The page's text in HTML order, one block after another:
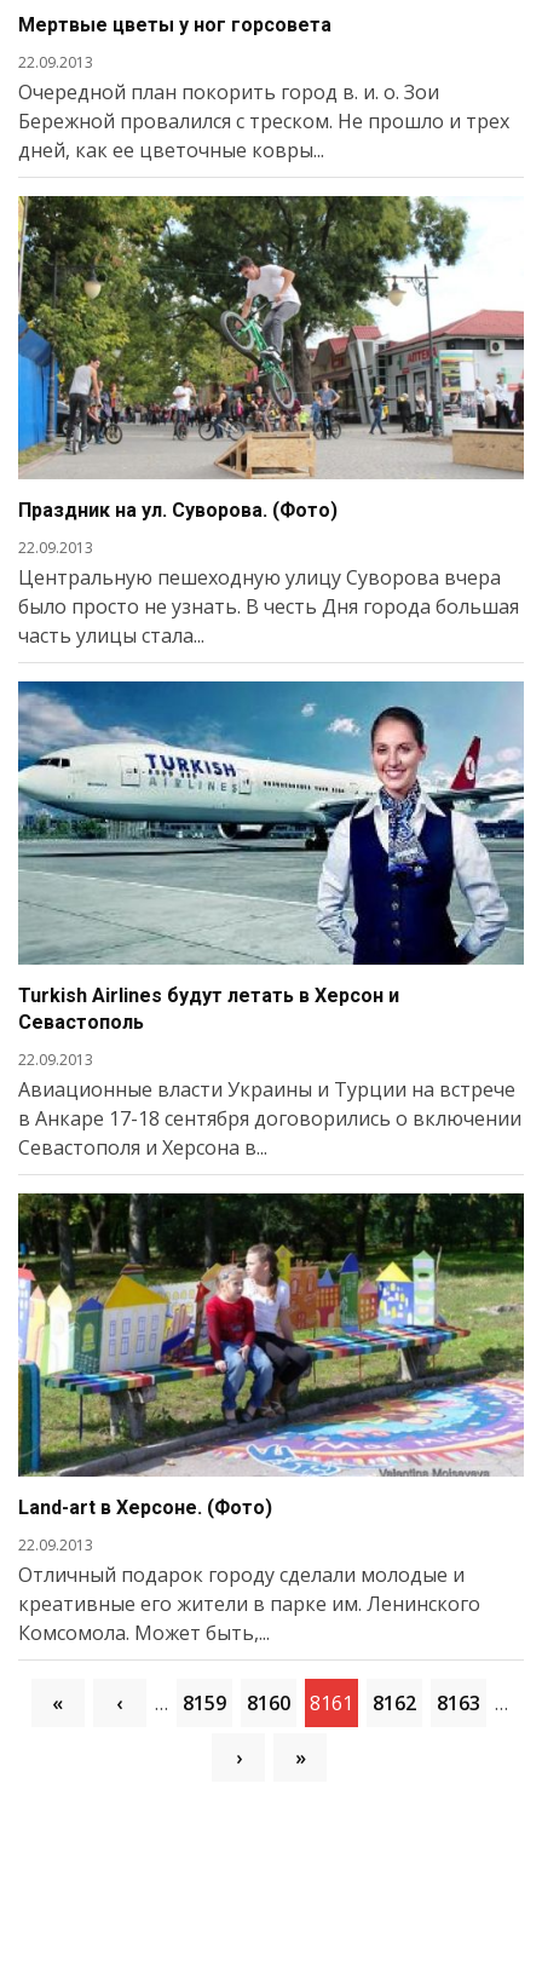
Мертвые цветы у ног горсовета
22.09.2013
Очередной план покорить город в. и. о. Зои
Бережной провалился с треском. Не прошло и трех
дней, как ее цветочные ковры...
Праздник на ул. Суворова. (Фото)
22.09.2013
Центральную пешеходную улицу Суворова вчера
было просто не узнать. В честь Дня города большая
часть улицы стала...
Turkish Airlines будут летать в Херсон и
Севастополь
22.09.2013
Авиационные власти Украины и Турции на встрече
в Анкаре 17-18 сентября договорились о включении
Севастополя и Херсона в...
Land-art в Херсоне. (Фото)
22.09.2013
Отличный подарок городу сделали молодые и
креативные его жители в парке им. Ленинского
Комсомола. Может быть,...
« ‹ … 8159 8160 8161 8162 8163 …
› »